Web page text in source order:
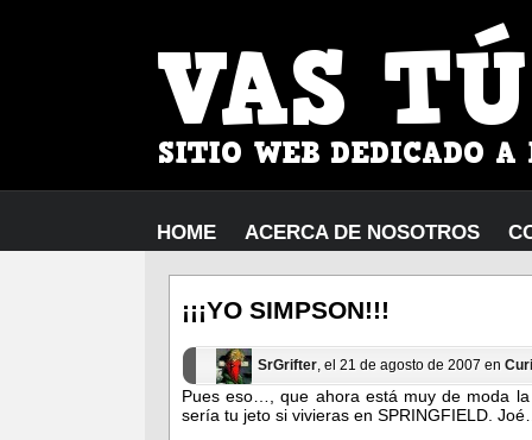
HOME ACERCA DE NOSOTROS
¡¡¡YO SIMPSON!!!
SrGrifter, el 21 de agosto de 2007 en
Pues eso…, que ahora está muy de moda
sería tu jeto si vivieras en SPRINGFIELD.